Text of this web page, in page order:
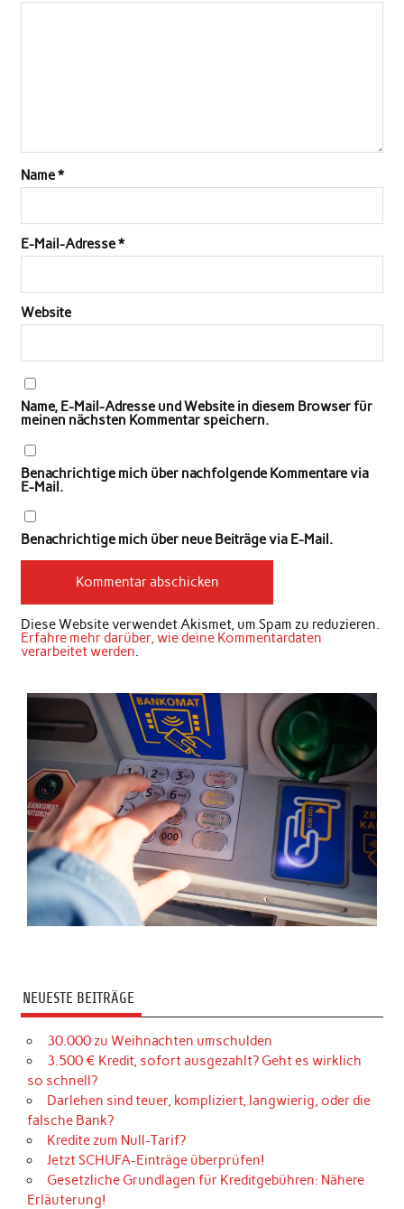
Name*
E-Mail-Adresse*
Website
Name, E-Mail-Adresse und Website in diesem Browser für
meinen nächsten Kommentar speichern.
Benachrichtige mich über nachfolgende Kommentare via
E-Mail.
Benachrichtige mich über neue Beiträge via E-Mail.
Diese Website verwendet Akismet, um Spam zu reduzieren.
Erfahre mehr darüber, wie deine Kommentardaten
verarbeitet werden.
NEUESTE BEITRÄGE
30.000 zu Weihnachten umschulden
3.500 € Kredit, sofort ausgezahlt? Geht es wirklich
so schnell?
Darlehen sind teuer, kompliziert, langwierig, oder die
falsche Bank?
Kredite zum Null-Tarif?
Jetzt SCHUFA-Einträge überprüfen!
Gesetzliche Grundlagen für Kreditgebühren: Nähere
Erläuterung!